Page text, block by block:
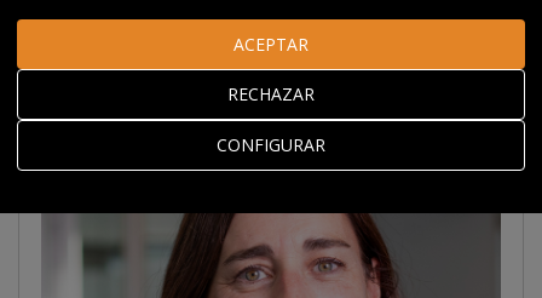
Ainhoa Arrona
CONFIGURAR
RECHAZAR
ACEPTAR